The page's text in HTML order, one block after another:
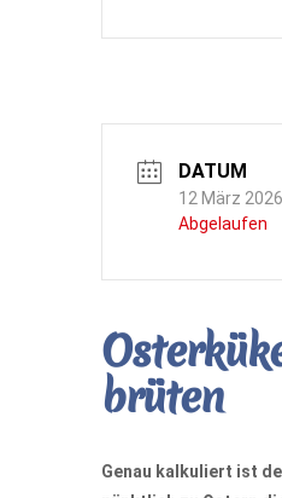
DATUM
12 März 2026
Abgelaufen
brüten
Genau kalkuliert ist